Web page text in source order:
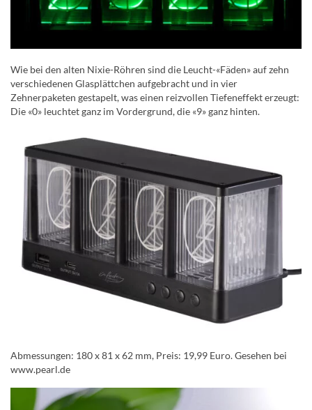
Wie bei den alten Nixie-Röhren sind die Leucht-«Fäden» auf zehn
verschiedenen Glasplättchen aufgebracht und in vier
Zehnerpaketen gestapelt, was einen reizvollen Tiefeneffekt erzeugt:
Die «0» leuchtet ganz im Vordergrund, die «9» ganz hinten.
Abmessungen: 180 x 81 x 62 mm, Preis: 19,99 Euro. Gesehen bei
www.pearl.de